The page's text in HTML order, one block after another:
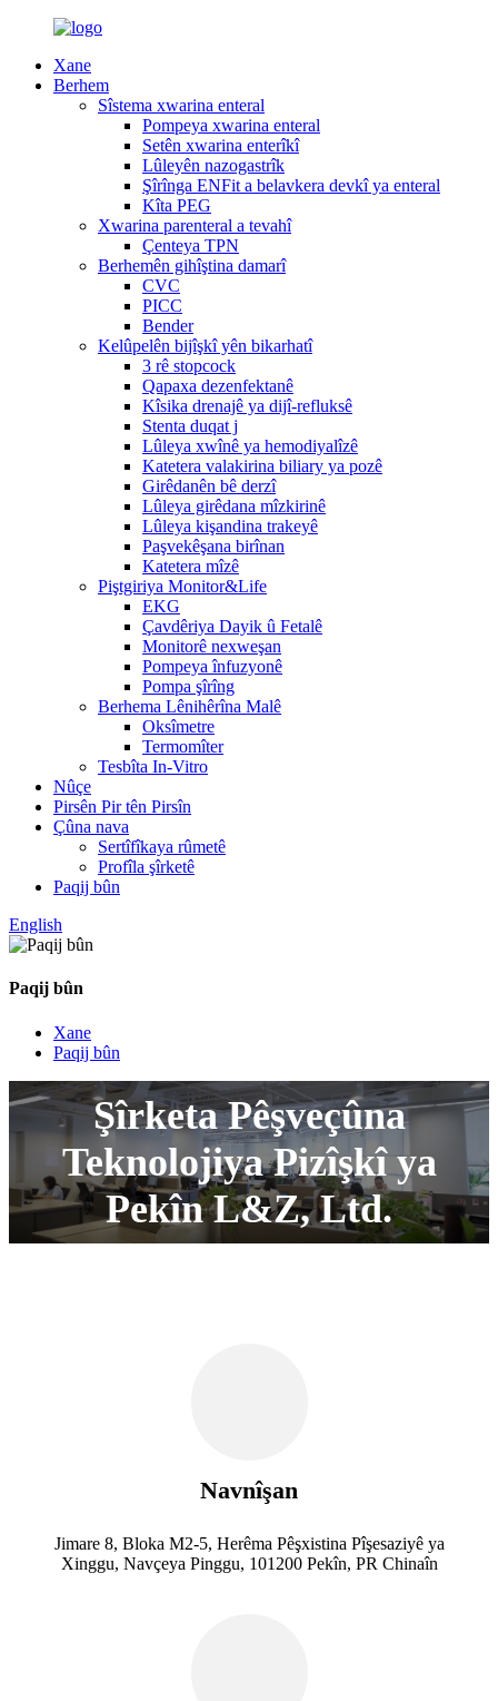
Xane
Berhem
Sîstema xwarina enteral
Pompeya xwarina enteral
Setên xwarina enterîkî
Lûleyên nazogastrîk
Şîrînga ENFit a belavkera devkî ya enteral
Kîta PEG
Xwarina parenteral a tevahî
Çenteya TPN
Berhemên gihîştina damarî
CVC
PICC
Bender
Kelûpelên bijîşkî yên bikarhatî
3 rê stopcock
Qapaxa dezenfektanê
Kîsika drenajê ya dijî-refluksê
Stenta duqat j
Lûleya xwînê ya hemodiyalîzê
Katetera valakirina biliary ya pozê
Girêdanên bê derzî
Lûleya girêdana mîzkirinê
Lûleya kişandina trakeyê
Paşvekêşana birînan
Katetera mîzê
Piştgiriya Monitor&Life
EKG
Çavdêriya Dayik û Fetalê
Monitorê nexweşan
Pompeya înfuzyonê
Pompa şîrîng
Berhema Lênihêrîna Malê
Oksîmetre
Termomîter
Tesbîta In-Vitro
Nûçe
Pirsên Pir tên Pirsîn
Çûna nava
Sertîfîkaya rûmetê
Profîla şîrketê
Paqij bûn
English
Paqij bûn
Xane
Paqij bûn
Şîrketa Pêşveçûna
Teknolojiya Pizîşkî ya
Pekîn L&Z, Ltd.
Navnîşan
Jimare 8, Bloka M2-5, Herêma Pêşxistina Pîşesaziyê ya
Xinggu, Navçeya Pinggu, 101200 Pekîn, PR Chinaîn